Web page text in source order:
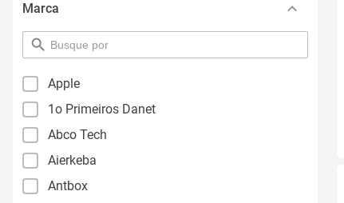
Marca
pesquisar
por
Apple
1o Primeiros Danet
Abco Tech
Aierkeba
Antbox